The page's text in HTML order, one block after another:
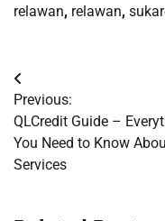
relawan, relawan,
Post
navigation
Previous:
QLCredit Guide –
You Need to Know
Services